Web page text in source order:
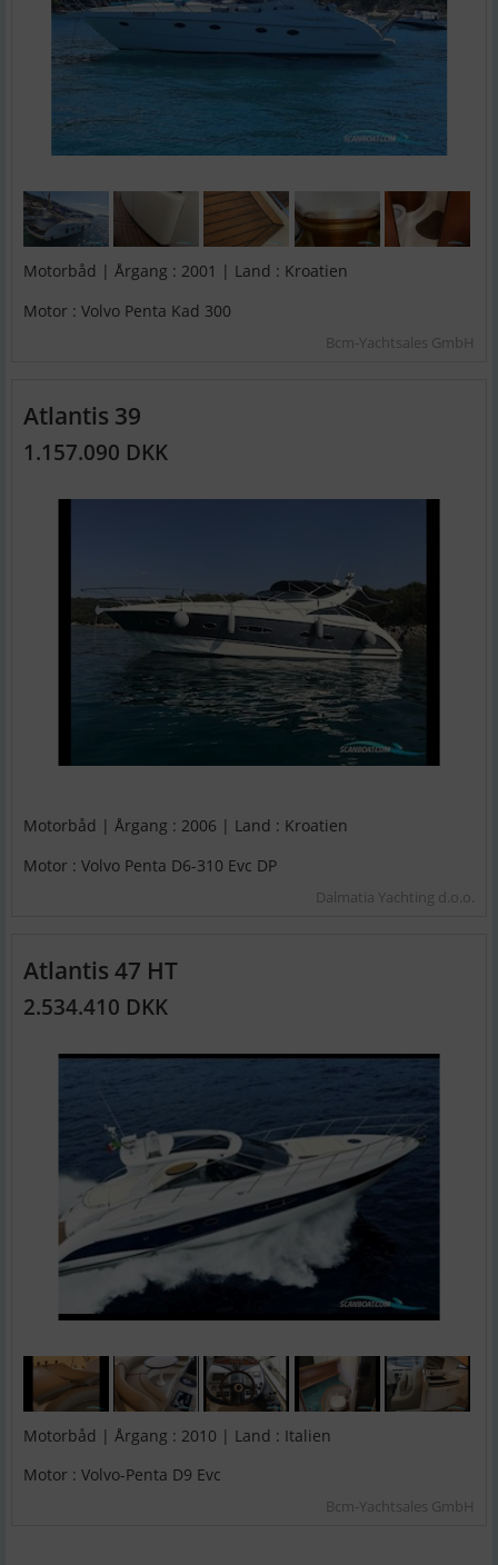
Motorbåd | Årgang : 2001 | Land : Kroatien
Motor : Volvo Penta Kad 300
Bcm-Yachtsales GmbH
Atlantis 39
1.157.090 DKK
Motorbåd | Årgang : 2006 | Land : Kroatien
Motor : Volvo Penta D6-310 Evc DP
Dalmatia Yachting d.o.o.
Atlantis 47 HT
2.534.410 DKK
Motorbåd | Årgang : 2010 | Land : Italien
Motor : Volvo-Penta D9 Evc
Bcm-Yachtsales GmbH